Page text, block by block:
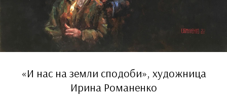
«И нас на земли сподоби», художница
Ирина Романенко